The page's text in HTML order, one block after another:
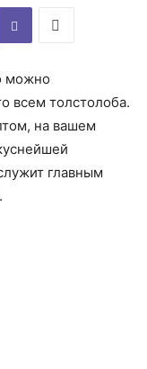
можно
всем толстолоба.
на вашем
главным